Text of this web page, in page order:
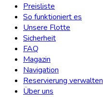
Preisliste
So funktioniert es
Unsere Flotte
Sicherheit
FAQ
Magazin
Navigation
Reservierung verwalten
Über uns